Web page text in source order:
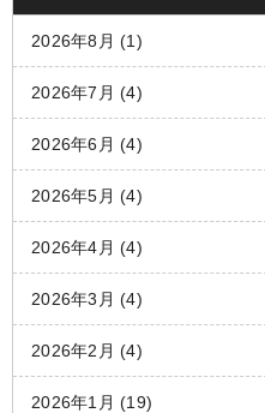
2026年8月 (1)
2026年7月 (4)
2026年6月 (4)
2026年5月 (4)
2026年4月 (4)
2026年3月 (4)
2026年2月 (4)
2026年1月 (19)